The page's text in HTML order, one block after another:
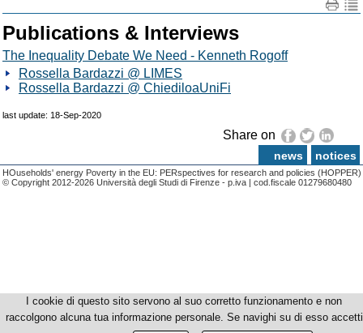
Publications & Interviews
The Inequality Debate We Need - Kenneth Rogoff
Rossella Bardazzi @ LIMES
Rossella Bardazzi @ ChiediloaUniFi
last update: 18-Sep-2020
Share on
news notices
HOuseholds' energy Poverty in the EU: PERspectives for research and policies (HOPPER)
© Copyright 2012-2026 Università degli Studi di Firenze - p.iva | cod.fiscale 01279680480
I cookie di questo sito servono al suo corretto funzionamento e non
raccolgono alcuna tua informazione personale. Se navighi su di esso accetti